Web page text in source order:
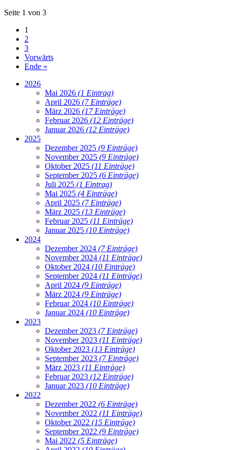
Seite 1 von 3
1
2
3
Vorwärts
Ende »
2026
Mai 2026 (1 Eintrag)
April 2026 (7 Einträge)
März 2026 (17 Einträge)
Februar 2026 (12 Einträge)
Januar 2026 (12 Einträge)
2025
Dezember 2025 (9 Einträge)
November 2025 (9 Einträge)
Oktober 2025 (11 Einträge)
September 2025 (6 Einträge)
Juli 2025 (1 Eintrag)
Mai 2025 (4 Einträge)
April 2025 (7 Einträge)
März 2025 (13 Einträge)
Februar 2025 (11 Einträge)
Januar 2025 (10 Einträge)
2024
Dezember 2024 (7 Einträge)
November 2024 (11 Einträge)
Oktober 2024 (10 Einträge)
September 2024 (11 Einträge)
April 2024 (9 Einträge)
März 2024 (9 Einträge)
Februar 2024 (10 Einträge)
Januar 2024 (10 Einträge)
2023
Dezember 2023 (7 Einträge)
November 2023 (11 Einträge)
Oktober 2023 (13 Einträge)
September 2023 (7 Einträge)
März 2023 (11 Einträge)
Februar 2023 (12 Einträge)
Januar 2023 (10 Einträge)
2022
Dezember 2022 (6 Einträge)
November 2022 (11 Einträge)
Oktober 2022 (15 Einträge)
September 2022 (9 Einträge)
Mai 2022 (5 Einträge)